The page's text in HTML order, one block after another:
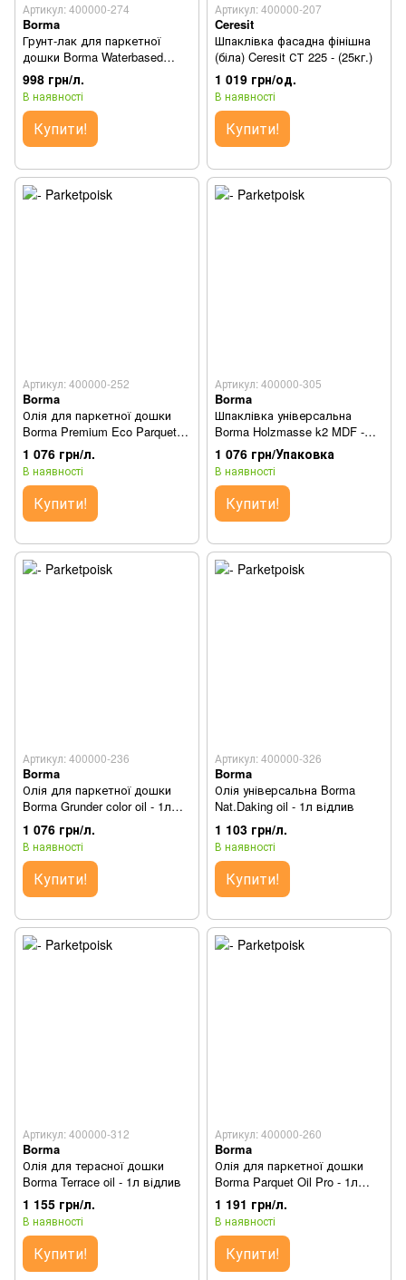
Артикул: 400000-274
Borma
Грунт-лак для паркетної
дошки Borma Waterbased
Basecoat Varnish For Parquet -
1л
998 грн/л.
В наявності
Купити!
Артикул: 400000-207
Ceresit
Шпаклівка фасадна фінішна
(біла) Ceresit СТ 225 - (25кг.)
1 019 грн/од.
В наявності
Купити!
Артикул: 400000-252
Borma
Олія для паркетної дошки
Borma Premium Eco Parquet
Oil - 1л відлив
1 076 грн/л.
В наявності
Купити!
Артикул: 400000-305
Borma
Шпаклівка універсальна
Borma Holzmasse k2 MDF -
1кг\750мл
1 076 грн/Упаковка
В наявності
Купити!
Артикул: 400000-236
Borma
Олія для паркетної дошки
Borma Grunder color oil - 1л
відлив
1 076 грн/л.
В наявності
Купити!
Артикул: 400000-326
Borma
Олія універсальна Borma
Nat.Daking oil - 1л відлив
1 103 грн/л.
В наявності
Купити!
Артикул: 400000-312
Borma
Олія для терасної дошки
Borma Terrace oil - 1л відлив
1 155 грн/л.
В наявності
Купити!
Артикул: 400000-260
Borma
Олія для паркетної дошки
Borma Parquet Oil Pro - 1л
відлив
1 191 грн/л.
В наявності
Купити!